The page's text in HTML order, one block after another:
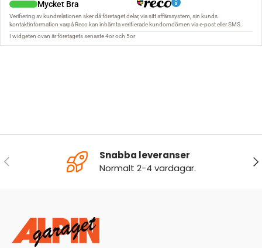
FÖREGÅENDE
Snabba leveranser
Normalt 2-4 vardagar.